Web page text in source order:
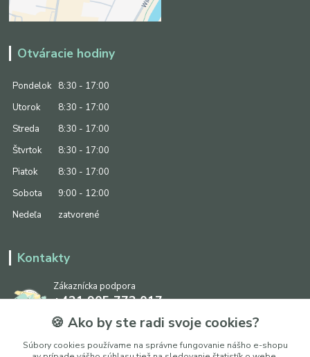
Otváracie hodiny
Pondelok
8:30 - 17:00
Utorok
8:30 - 17:00
Streda
8:30 - 17:00
Štvrtok
8:30 - 17:00
Piatok
8:30 - 17:00
Sobota
9:00 - 12:00
Nedeľa
zatvorené
Kontakty
Zákaznícka podpora
+421 905 773 017
(Po-Pia, 8:30 - 17:00, So: 9:00 - 12:00)
info@ipapier.sk
🍪 Ako by ste radi svoje cookies?
Súbory cookies používame na správne fungovanie nášho e-shopu